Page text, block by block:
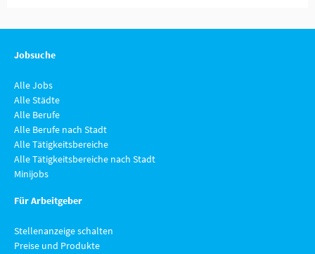
Jobsuche
Alle Jobs
Alle Städte
Alle Berufe
Alle Berufe nach Stadt
Alle Tätigkeitsbereiche
Alle Tätigkeitsbereiche nach Stadt
Minijobs
Für Arbeitgeber
Stellenanzeige schalten
Preise und Produkte